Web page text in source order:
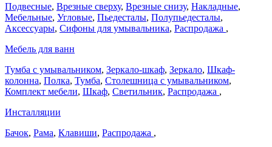
Подвесные, Врезные сверху, Врезные снизу, Накладные,
Мебельные, Угловые, Пьедесталы, Полупьедесталы,
Аксессуары, Сифоны для умывальника, Распродажа ,
Мебель для ванн
Тумба с умывальником, Зеркало-шкаф, Зеркало, Шкаф-
колонна, Полка, Тумба, Столешница с умывальником,
Комплект мебели, Шкаф, Светильник, Распродажа ,
Инсталляции
Бачок, Рама, Клавиши, Распродажа ,